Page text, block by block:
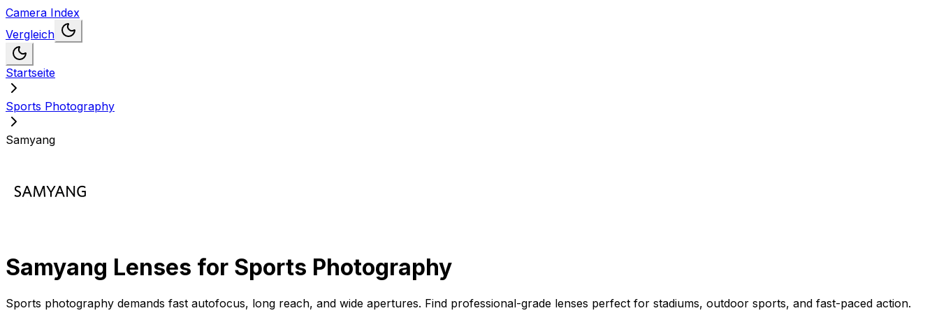
Camera Index
Vergleich
Startseite
Sports Photography
Samyang
Samyang Lenses for Sports Photography
Sports photography demands fast autofocus, long reach, and wide apertures. Find professional-grade lenses perfect for stadiums, outdoor sports, and fast-paced action.